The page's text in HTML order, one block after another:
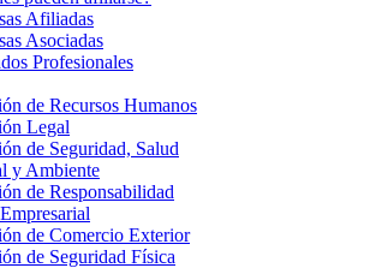
Afiliadas
Asociadas
Profesionales
de Recursos Humanos
Legal
de Seguridad, Salud
y Ambiente
de Responsabilidad
de Comercio Exterior
de Seguridad Física